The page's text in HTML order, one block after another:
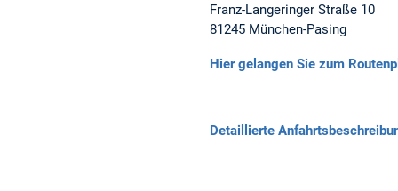
Franz-Langeringer Straße 10
81245 München-Pasing
Hier gelangen Sie zum
Detaillierte